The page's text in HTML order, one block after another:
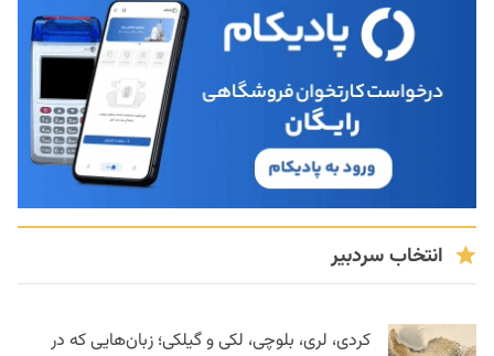
انتخاب سردبیر
کردی، لری، بلوچی، لکی و گیلکی؛ زبان‌هایی که در